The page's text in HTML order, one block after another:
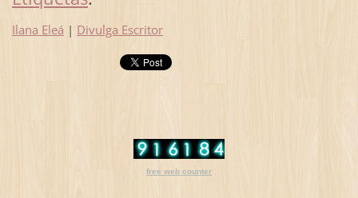
Ilana Eleá | Divulga Escritor
free web counter